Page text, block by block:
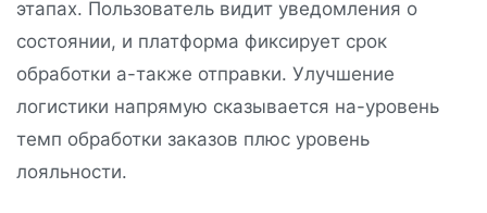
этапах. Пользователь видит уведомления о
состоянии, и платформа фиксирует срок
обработки а-также отправки. Улучшение
логистики напрямую сказывается на-уровень
темп обработки заказов плюс уровень
лояльности.